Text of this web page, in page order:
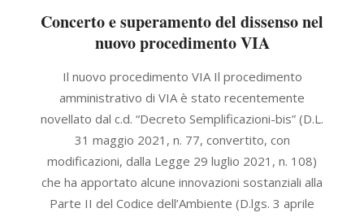
Concerto e superamento del dissenso nel
nuovo procedimento VIA
Il nuovo procedimento VIA Il procedimento
amministrativo di VIA è stato recentemente
novellato dal c.d. “Decreto Semplificazioni-bis” (D.L.
31 maggio 2021, n. 77, convertito, con
modificazioni, dalla Legge 29 luglio 2021, n. 108)
che ha apportato alcune innovazioni sostanziali alla
Parte II del Codice dell’Ambiente (D.lgs. 3 aprile